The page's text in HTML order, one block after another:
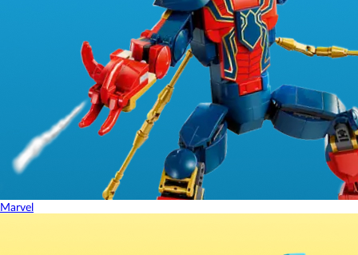
Marvel